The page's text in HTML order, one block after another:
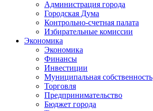
Администрация города
Городская Дума
Контрольно-счетная палата
Избирательные комиссии
Экономика
Экономика
Финансы
Инвестиции
Муниципальная собственность
Торговля
Предпринимательство
Бюджет города